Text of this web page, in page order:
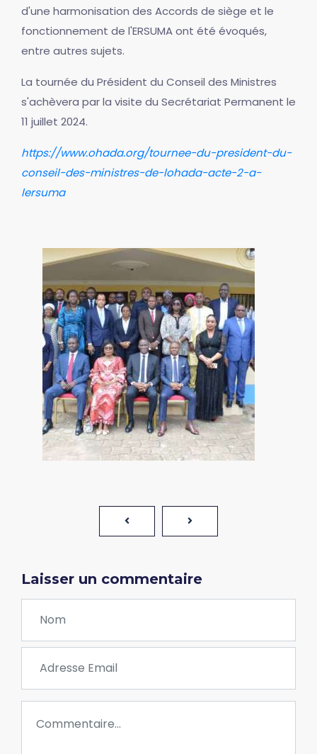
d'une harmonisation des Accords de siège et le
fonctionnement de l'ERSUMA ont été évoqués,
entre autres sujets.
La tournée du Président du Conseil des Ministres
s'achèvera par la visite du Secrétariat Permanent le
11 juillet 2024.
https://www.ohada.org/tournee-du-president-du-
conseil-des-ministres-de-lohada-acte-2-a-
lersuma
Laisser un commentaire